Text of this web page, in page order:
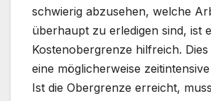
schwierig abzusehen, welche
überhaupt zu erledigen sind, ist
Kostenobergrenze hilfreich.
eine möglicherweise
Ist die Obergrenze erreicht,